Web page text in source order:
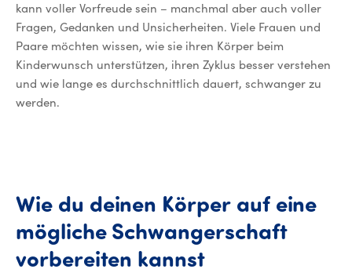
kann voller Vorfreude sein – manchmal aber auch voller
Fragen, Gedanken und Unsicherheiten. Viele Frauen und
Paare möchten wissen, wie sie ihren Körper beim
Kinderwunsch unterstützen, ihren Zyklus besser verstehen
und wie lange es durchschnittlich dauert, schwanger zu
werden.
Wie du deinen Körper auf eine
mögliche Schwangerschaft
vorbereiten kannstWie du